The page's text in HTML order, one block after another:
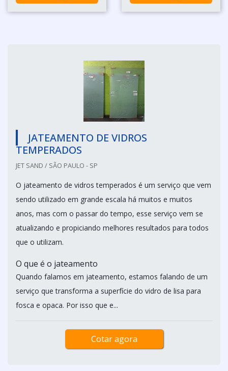
JATEAMENTO DE VIDROS
TEMPERADOS
JET SAND / SÃO PAULO - SP
O jateamento de vidros temperados é um serviço que vem
sendo utilizado em grande escala há muitos e muitos
anos, mas com o passar do tempo, esse serviço vem se
atualizando e propiciando melhores resultados para todos
que o utilizam.
O que é o jateamento
Quando falamos em jateamento, estamos falando de um
serviço que transforma a superfície do vidro de lisa para
fosca e opaca. Por isso que e...
Cotar agora